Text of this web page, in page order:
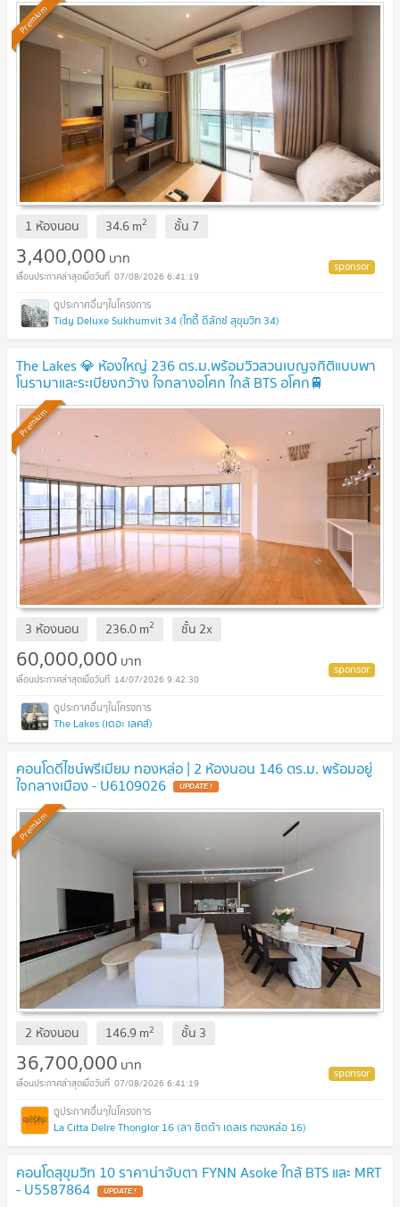
Premium
1 ห้องนอน 34.6m2 ชั้น 7
3,400,000 บาท
07/08/2026 6:41:19
Tidy Deluxe Sukhumvit 34 (ไทดี้ ดีลักซ์ สุขุมวิท 34)
The Lakes 💎 ห้องใหญ่ 236 ตร.ม.พร้อมวิวสวนเบญจกิติแบบพา
โนรามาและระเบียงกว้าง ใจกลางอโศก ใกล้ BTS อโศก🚆
Premium
3 ห้องนอน 236.0m2 ชั้น 2x
60,000,000 บาท
14/07/2026 9:42:30
The Lakes (เดอะ เลคส์)
คอนโดดีไซน์พรีเมียม ทองหล่อ | 2 ห้องนอน 146 ตร.ม. พร้อมอยู่
ใจกลางเมือง - U6109026 UPDATE !
Premium
2 ห้องนอน 146.9 m2 ชั้น 3
36,700,000 บาท
07/08/2026 6:41:19
La Citta Delre Thonglor 16 (ลา ซิตต้า เดลเร ทองหล่อ 16)
คอนโดสุขุมวิท 10 ราคาน่าจับตา FYNN Asoke ใกล้ BTS และ MRT
- U5587864 UPDATE !